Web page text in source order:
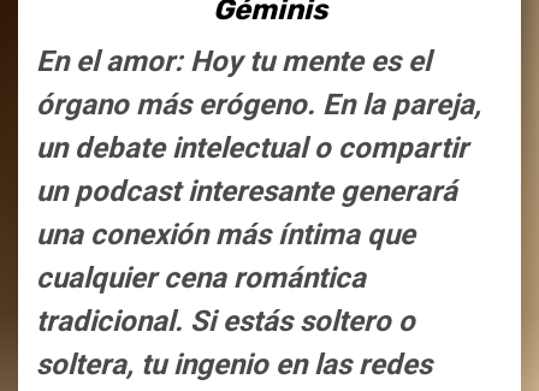
Géminis
En el amor: Hoy tu mente es el
órgano más erógeno. En la pareja,
un debate intelectual o compartir
un podcast interesante generará
una conexión más íntima que
cualquier cena romántica
tradicional. Si estás soltero o
soltera, tu ingenio en las redes